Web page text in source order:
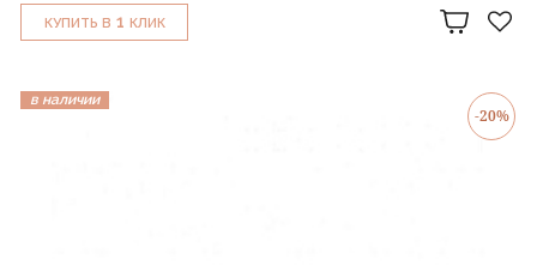
КУПИТЬ В 1 КЛИК
в наличии
-20%